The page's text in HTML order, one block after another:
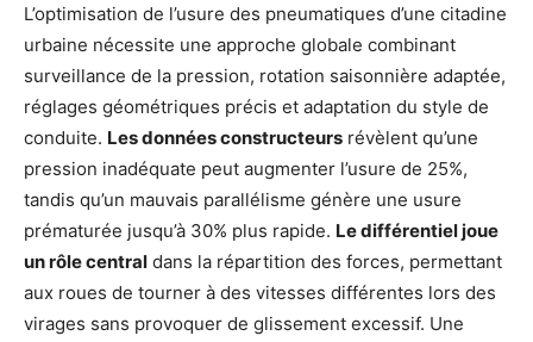
L’optimisation de l’usure des pneumatiques d’une citadine
urbaine nécessite une approche globale combinant
surveillance de la pression, rotation saisonnière adaptée,
réglages géométriques précis et adaptation du style de
conduite. Les données constructeurs révèlent qu’une
pression inadéquate peut augmenter l’usure de 25%,
tandis qu’un mauvais parallélisme génère une usure
prématurée jusqu’à 30% plus rapide. Le différentiel joue
un rôle central dans la répartition des forces, permettant
aux roues de tourner à des vitesses différentes lors des
virages sans provoquer de glissement excessif. Une